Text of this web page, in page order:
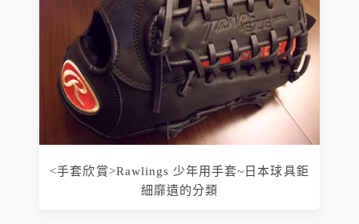
<手套欣賞>Rawlings 少年用手套~日本球具鉅
細靡遺的分類